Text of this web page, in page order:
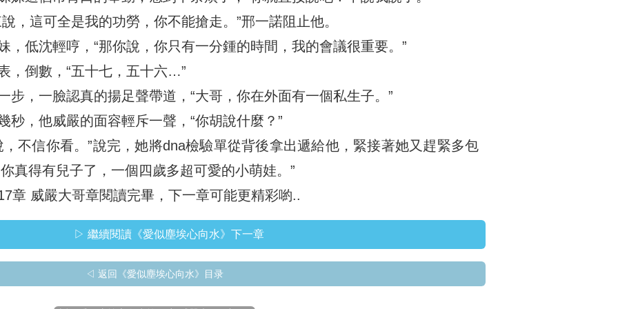
，這可全是我的功勞，你不能搶走。”邢一諾阻止他。
，低沈輕哼，“那你說，你只有一分鍾的時間，我的會議很重要。”
，倒數，“五十七，五十六…”
步，一臉認真的揚足聲帶道，“大哥，你在外面有一個私生子。”
秒，他威嚴的面容輕斥一聲，“你胡說什麼？”
不信你看。”說完，她將dna檢驗單從背後拿出遞給他，緊接著她又趕緊多包
真得有兒子了，一個四歲多超可愛的小萌娃。”
章 威嚴大哥章閱讀完畢，下一章可能更精彩喲..
▷ 繼續閱讀《愛似塵埃心向水》下一章
◁ 返回《愛似塵埃心向水》目录